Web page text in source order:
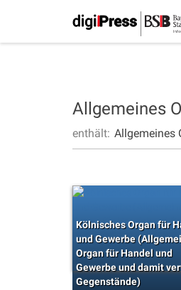
Allgemeines
enthält: Allgemeines
Kölnisches Organ für
und Gewerbe
Organ für Handel und
Gewerbe und damit
Gegenstände)